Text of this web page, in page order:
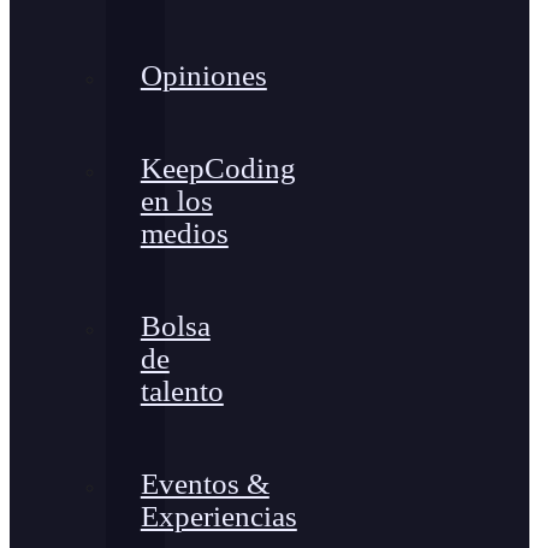
Opiniones
KeepCoding
en los
medios
Bolsa
de
talento
Eventos &
Experiencias